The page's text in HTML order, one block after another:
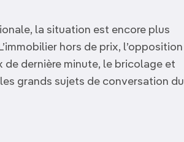
la situation est encore plus
hors de prix, l’opposition
dernière minute, le bricolage et
grands sujets de conversation du